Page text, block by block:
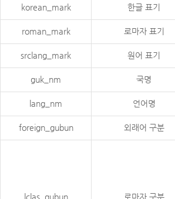
korean_mark 한글 표기
roman_mark 로마자 표기
srclang_mark 원어 표기
guk_nm 국명
lang_nm 언어명
foreign_gubun 외래어 구분
lclas_gubun 로마자 구분